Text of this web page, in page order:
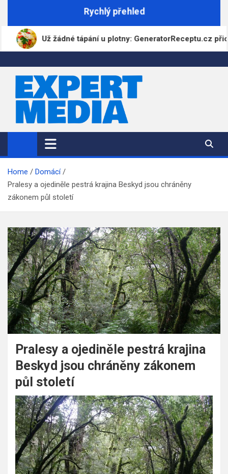
content
Rychlý přehled
Už žádné tápání u plotny: GeneratorReceptu.cz přichází
ExpertMedia.cz
Magazín informací
Home
Domácí
Pralesy a ojediněle pestrá krajina Beskyd jsou chráněny
zákonem půl století
Pralesy a ojediněle pestrá krajina
Beskyd jsou chráněny zákonem
půl století